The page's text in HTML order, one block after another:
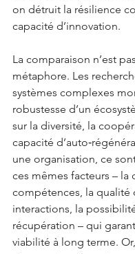
on détruit la résilience
capacité d’innovation.
La comparaison n’est
métaphore. Les
systèmes complexes
robustesse d’un
sur la diversité, la
capacité
une organisation, ce
ces mêmes facteurs – la
compétences, la qualité
interactions, la
récupération – qui
viabilité à long terme.